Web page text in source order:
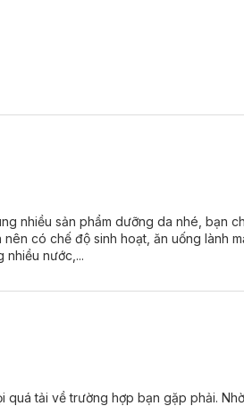
nhiều sản phẩm dưỡng da nhé, bạn
có chế độ sinh hoạt, ăn uống lành
nhiều nước,...
tải về trường hợp bạn gặp phải.